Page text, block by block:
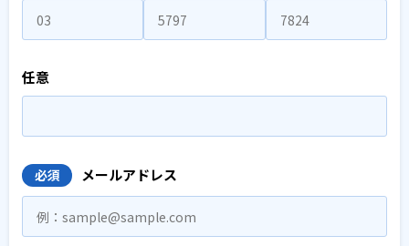
任意
必須 メールアドレス